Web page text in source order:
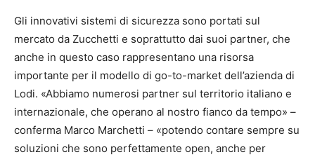
Gli innovativi sistemi di sicurezza sono portati sul
mercato da Zucchetti e soprattutto dai suoi partner, che
anche in questo caso rappresentano una risorsa
importante per il modello di go-to-market dell’azienda di
Lodi. «Abbiamo numerosi partner sul territorio italiano e
internazionale, che operano al nostro fianco da tempo» –
conferma Marco Marchetti – «potendo contare sempre su
soluzioni che sono perfettamente open, anche per